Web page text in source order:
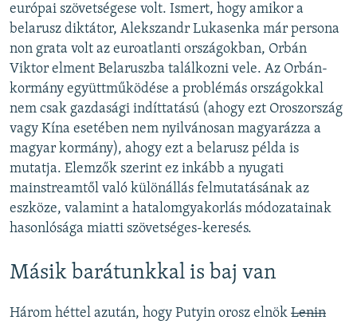
európai szövetségese volt. Ismert, hogy amikor a
belarusz diktátor, Alekszandr Lukasenka már persona
non grata volt az euroatlanti országokban, Orbán
Viktor elment Belaruszba találkozni vele. Az Orbán-
kormány együttműködése a problémás országokkal
nem csak gazdasági indíttatású (ahogy ezt Oroszország
vagy Kína esetében nem nyilvánosan magyarázza a
magyar kormány), ahogy ezt a belarusz példa is
mutatja. Elemzők szerint ez inkább a nyugati
mainstreamtől való különállás felmutatásának az
eszköze, valamint a hatalomgyakorlás módozatainak
hasonlósága miatti szövetséges-keresés.
Másik barátunkkal is baj van
Három héttel azután, hogy Putyin orosz elnök Lenin